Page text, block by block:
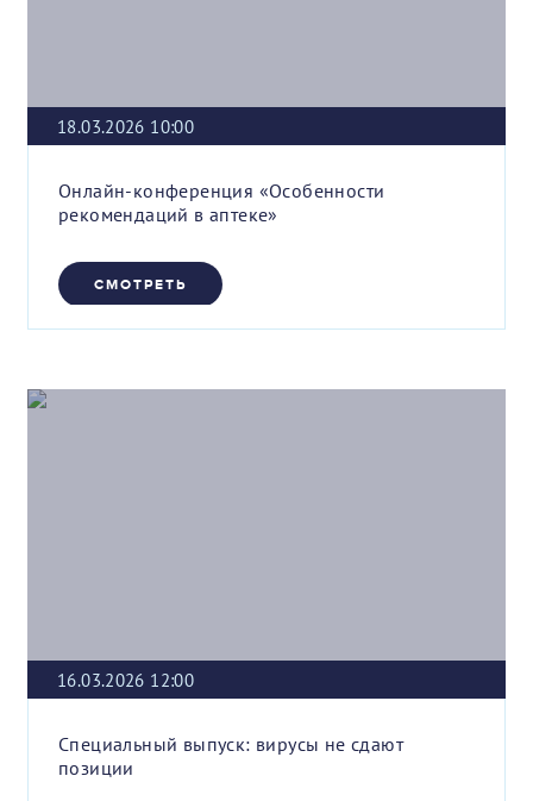
18.03.2026 10:00
Онлайн-конференция «Особенности
рекомендаций в аптеке»
СМОТРЕТЬ
16.03.2026 12:00
Специальный выпуск: вирусы не сдают
позиции